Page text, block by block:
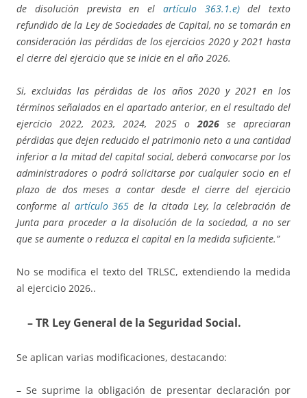
de disolución prevista en el artículo 363.1.e)del texto
refundido de la Ley de Sociedades de Capital, no se tomarán en
consideración las pérdidas de los ejercicios 2020 y 2021 hasta
el cierre del ejercicio que se inicie en el año 2026.
Si, excluidas las pérdidas de los años 2020 y 2021 en los
términos señalados en el apartado anterior, en el resultado del
ejercicio 2022, 2023, 2024, 2025 o2026 se apreciaran
pérdidas que dejen reducido el patrimonio neto a una cantidad
inferior a la mitad del capital social, deberá convocarse por los
administradores o podrá solicitarse por cualquier socio en el
plazo de dos meses a contar desde el cierre del ejercicio
conforme al artículo 365 de la citada Ley, la celebración de
Junta para proceder a la disolución de la sociedad, a no ser
que se aumente o reduzca el capital en la medida suficiente.”
No se modifica el texto del TRLSC, extendiendo la medida
al ejercicio 2026..
– TR Ley General de la Seguridad Social.
Se aplican varias modificaciones, destacando:
– Se suprime la obligación de presentar declaración por